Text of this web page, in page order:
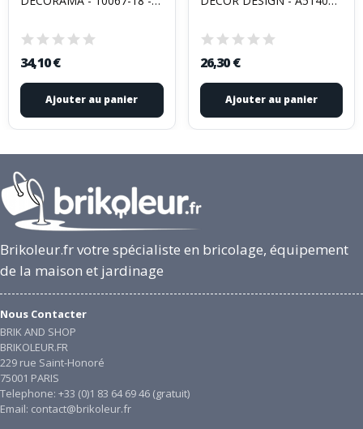
34,10 €
Ajouter au panier
26,30 €
Ajouter au panier
Brikoleur.fr votre spécialiste en bricolage, équipement
de la maison et jardinage
Nous Contacter
BRIK AND SHOP
BRIKOLEUR.FR
229 rue Saint-Honoré
75001 PARIS
Telephone: +33 (0)1 83 64 69 46 (gratuit)
Email: contact@brikoleur.fr